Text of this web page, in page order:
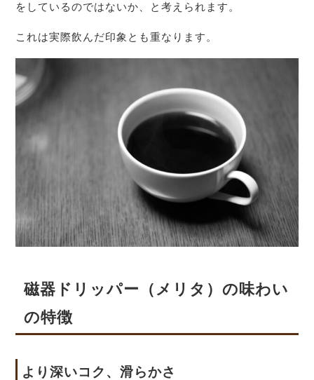
をしているのではないか、と考えられます。
これは実際飲んだ印象とも重なります。
磁器ドリッパー（メリタ）の味わい
の特徴
より深いコク、滑らかさ